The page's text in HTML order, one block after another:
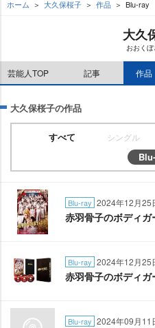
ホーム 大久保桜子 作品 Blu-ray
大久
おおくぼ
芸能人TOP 記事 作品
大久保桜子の作品
すべて シングル
Blu-ray 2024年12月25
赤羽骨子のボディガ
Blu-ray 2024年12月25
赤羽骨子のボディ
Blu-ray 2024年09月11